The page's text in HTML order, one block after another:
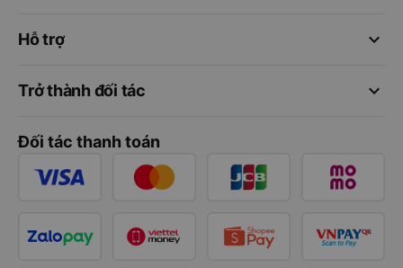
keyboard_arrow_down
Hỗ trợ
keyboard_arrow_down
Trở thành đối tác
Đối tác thanh toán